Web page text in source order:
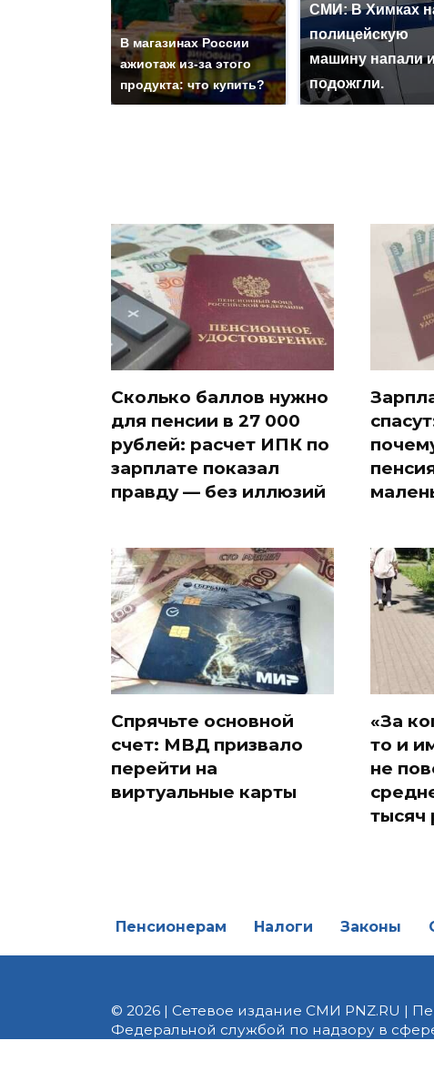
В магазинах России
ажиотаж из-за этого
продукта: что купить?
СМИ: В Химках
полицейскую
машину напали
подожгли.
Сколько баллов нужно
для пенсии в 27 000
рублей: расчет ИПК по
зарплате показал
правду — без иллюзий
Спрячьте основной
счет: МВД призвало
перейти на
виртуальные карты
«За
то и
не
тысяч
Пенсионерам Налоги Законы
© 2026 | Сетевое издание СМИ PNZ.RU |
Федеральной службой по надзору в